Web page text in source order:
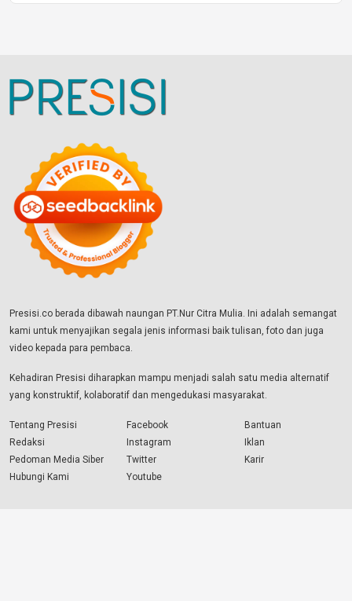
Presisi.co berada dibawah naungan PT.Nur Citra Mulia. Ini adalah semangat
kami untuk menyajikan segala jenis informasi baik tulisan, foto dan juga
video kepada para pembaca.
Kehadiran Presisi diharapkan mampu menjadi salah satu media alternatif
yang konstruktif, kolaboratif dan mengedukasi masyarakat.
Tentang Presisi
Redaksi
Pedoman Media Siber
Hubungi Kami
Facebook
Instagram
Twitter
Youtube
Bantuan
Iklan
Karir